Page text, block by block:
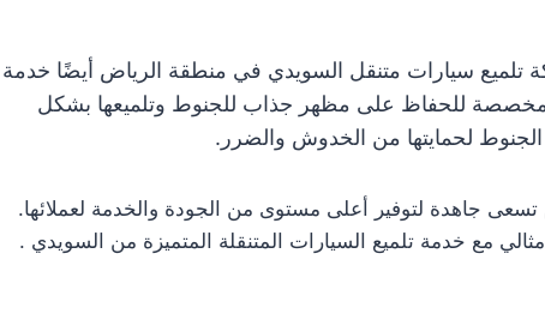
تلميع سيارات متنقل السويدي في منطقة الرياض أيضًا خدمة
مخصصة للحفاظ على مظهر جذاب للجنوط وتلميعها بشكل
لحمايتها من الخدوش والضرر.
جاهدة لتوفير أعلى مستوى من الجودة والخدمة لعملائها.
مع خدمة تلميع السيارات المتنقلة المتميزة من السويدي .